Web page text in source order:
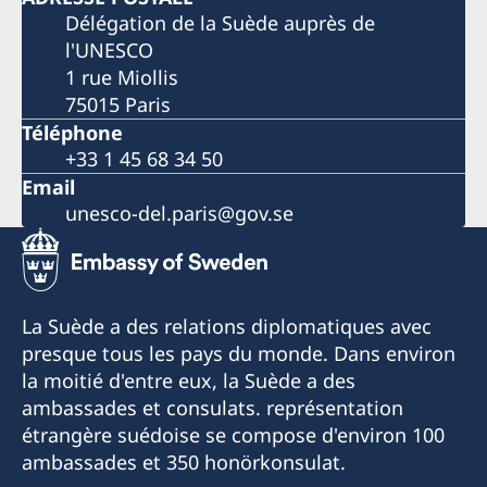
Délégation de la Suède auprès de
l'UNESCO
1 rue Miollis
75015 Paris
Téléphone
+33 1 45 68 34 50
Email
unesco-del.paris@gov.se
La Suède a des relations diplomatiques avec
presque tous les pays du monde. Dans environ
la moitié d'entre eux, la Suède a des
ambassades et consulats. représentation
étrangère suédoise se compose d'environ 100
ambassades et 350 honörkonsulat.